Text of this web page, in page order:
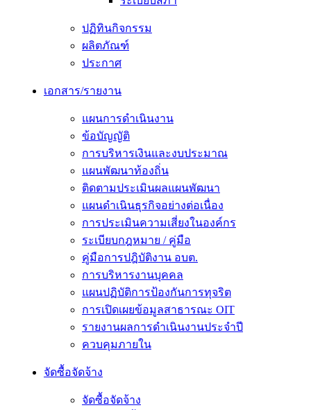
ปฏิทินกิจกรรม
ผลิตภัณฑ์
ประกาศ
เอกสาร/รายงาน
แผนการดำเนินงาน
ข้อบัญญัติ
การบริหารเงินและงบประมาณ
แผนพัฒนาท้องถิ่น
ติดตามประเมินผลแผนพัฒนา
แผนดำเนินธุรกิจอย่างต่อเนื่อง
การประเมินความเสี่ยงในองค์กร
ระเบียบกฎหมาย / คู่มือ
คู่มือการปฎิบัติงาน อบต.
การบริหารงานบุคคล
แผนปฏิบัติการป้องกันการทุจริต
การเปิดเผยข้อมูลสาธารณะ OIT
รายงานผลการดำเนินงานประจำปี
ควบคุมภายใน
จัดซื้อจัดจ้าง
จัดซื้อจัดจ้าง